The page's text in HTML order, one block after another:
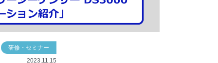
研修・セミナー
2023.11.15